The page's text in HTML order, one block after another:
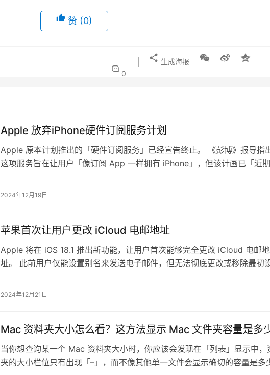
赞 (0)
0
生成海报
Apple 放弃iPhone硬件订阅服务计划
Apple 原本计划推出的「硬件订阅服务」已经宣告终止。 《彭博》报导指
这项服务旨在让用户「像订阅 App 一样拥有 iPhone」，但该计画已「近
2024年12月19日
苹果首次让用户更改 iCloud 电邮地址
Apple 将在 iOS 18.1 推出新功能，让用户首次能够完全更改 iCloud 电邮地
址。 此前用户仅能设置别名来发送电子邮件，但无法彻底更改或移除最初
2024年12月21日
Mac 资料夹大小怎么看？这方法显示 Mac 文件夹容量是多
当你想查询某一个 Mac 资料夹大小时，你应该会发现在「列表」显示中，
夹的大小栏位只有出现「–」，而不像其他单一文件会显示确切的容量是多